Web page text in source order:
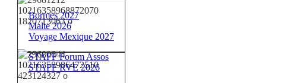
Bormes 2027
Malte 2026
Voyage Mexique 2027
STAFF Forum Assos
STAFF RVE 2026